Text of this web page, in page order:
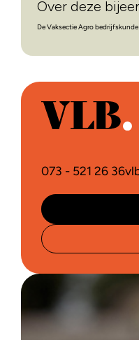
Over deze
De Vaksectie Agro
073 - 521 26 36